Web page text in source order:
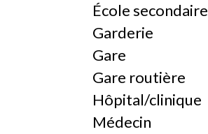
École secondaire
Garderie
Gare
Gare routière
Hôpital/clinique
Médecin